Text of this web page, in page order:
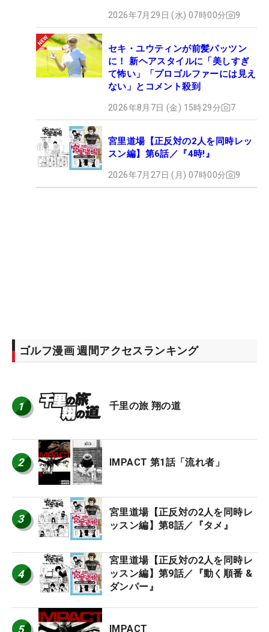
2026年7月29日 (水) 07時00分 9
セキ・ユウティンが前髪パッツン
に！ 新ヘアスタイルに「美しすぎ
て怖い」「プロゴルファーには見え
ない」とコメント殺到
2026年8月7日 (金) 15時29分 7
宮里道場【正反対の2人を同時レッ
スン編】第6話／『4時!』
2026年7月27日 (月) 07時00分 9
ゴルフ漫画 週間アクセスランキング
1 千里の旅 翔の道
2 IMPACT 第1話「流れ者」
3
宮里道場【正反対の2人を同時レ
ッスン編】第8話／『タメ』
4
宮里道場【正反対の2人を同時レ
ッスン編】第9話／『動く順番 &
ダンパー』
5 IMPACT